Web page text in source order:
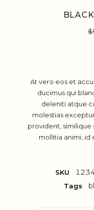
$
At vero eos et
ducimus qui
deleniti atque
molestias
provident, similique
mollitia animi, id
SKU
Tags